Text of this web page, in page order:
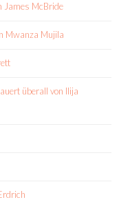
James McBride
Mwanza Mujila
überall von Ilija